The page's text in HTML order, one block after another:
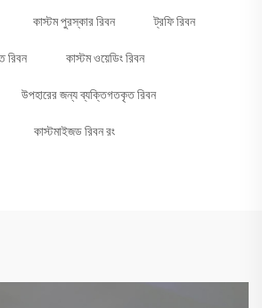
কাস্টম পুরস্কার রিবন ট্রফি রিবন
রিবন কাস্টম ওয়েডিং রিবন
উপহারের জন্য ব্যক্তিগতকৃত রিবন
কাস্টমাইজড রিবন রং